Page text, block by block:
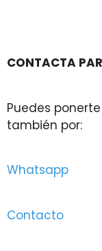
CONTACTA
Puedes
también por:
Whatsapp
Contacto